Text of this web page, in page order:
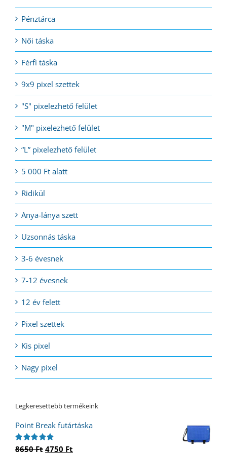
Pénztárca
Női táska
Férfi táska
9x9 pixel szettek
"S" pixelezhető felület
"M" pixelezhető felület
“L” pixelezhető felület
5 000 Ft alatt
Ridikül
Anya-lánya szett
Uzsonnás táska
3-6 évesnek
7-12 évesnek
12 év felett
Pixel szettek
Kis pixel
Nagy pixel
Legkeresettebb termékeink
Point Break futártáska
Értékelés:
8650Ft Original
4750 Ft